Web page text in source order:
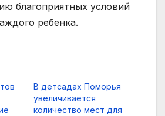
благоприятных условий
ребенка.
В детсадах Поморья
увеличивается
количество мест для